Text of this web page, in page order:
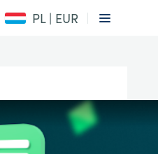
PL | EUR